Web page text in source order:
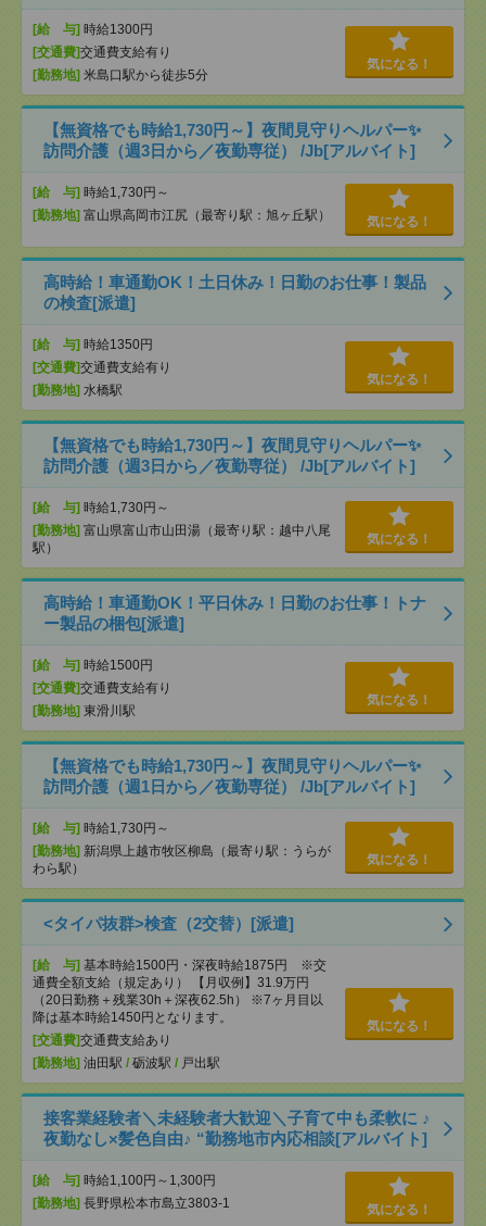
[給 与] 時給1300円
[交通費]交通費支給有り
[勤務地] 米島口駅から徒歩5分
気になる！
【無資格でも時給1,730円～】夜間見守りヘルパー✨
訪問介護（週3日から／夜勤専従） /Jb[アルバイト]
[給 与] 時給1,730円～
[勤務地] 富山県高岡市江尻（最寄り駅：旭ヶ丘駅） 気になる！
高時給！車通勤OK！土日休み！日勤のお仕事！製品
の検査[派遣]
[給 与] 時給1350円
[交通費]交通費支給有り
[勤務地] 水橋駅
気になる！
【無資格でも時給1,730円～】夜間見守りヘルパー✨
訪問介護（週3日から／夜勤専従） /Jb[アルバイト]
[給 与] 時給1,730円～
[勤務地] 富山県富山市山田湯（最寄り駅：越中八尾
駅）
気になる！
高時給！車通勤OK！平日休み！日勤のお仕事！トナ
ー製品の梱包[派遣]
[給 与] 時給1500円
[交通費]交通費支給有り
[勤務地] 東滑川駅
気になる！
【無資格でも時給1,730円～】夜間見守りヘルパー✨
訪問介護（週1日から／夜勤専従） /Jb[アルバイト]
[給 与] 時給1,730円～
[勤務地] 新潟県上越市牧区柳島（最寄り駅：うらが
わら駅）
気になる！
<タイパ抜群>検査（2交替）[派遣]
[給 与] 基本時給1500円・深夜時給1875円 ※交
通費全額支給（規定あり） 【月収例】31.9万円
（20日勤務＋残業30h＋深夜62.5h） ※7ヶ月目以
降は基本時給1450円となります。
[交通費]交通費支給あり
[勤務地] 油田駅 / 砺波駅 / 戸出駅
気になる！
接客業経験者＼未経験者大歓迎＼子育て中も柔軟に ♪
夜勤なし×髪色自由♪ “勤務地市内応相談[アルバイト]
[給 与] 時給1,100円～1,300円
[勤務地] 長野県松本市島立3803-1 気になる！